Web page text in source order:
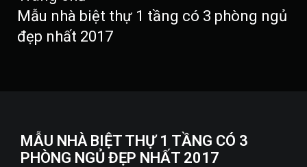
Mẫu nhà biệt thự 1 tầng có 3 phòng ngủ
đẹp nhất 2017
MẪU NHÀ BIỆT THỰ 1 TẦNG CÓ 3
PHÒNG NGỦ ĐẸP NHẤT 2017